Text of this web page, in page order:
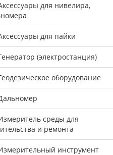
для нивелира,
для пайки
(электростанция)
оборудование
среды для
и ремонта
инструмент